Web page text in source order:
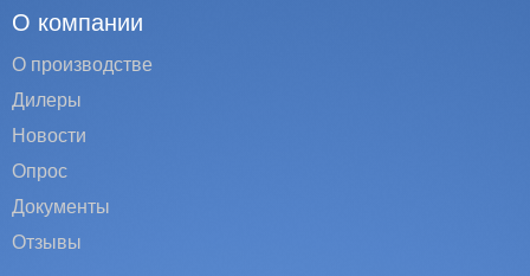
О компании
О производстве
Дилеры
Новости
Опрос
Документы
Отзывы